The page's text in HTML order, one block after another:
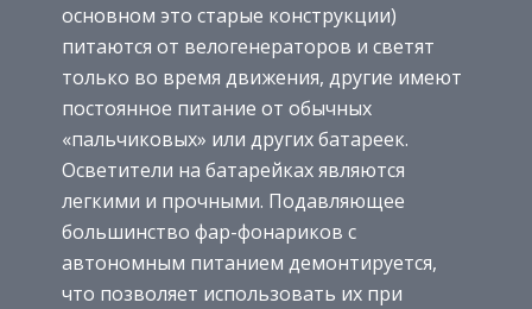
основном это старые конструкции)
питаются от велогенераторов и светят
только во время движения, другие имеют
постоянное питание от обычных
«пальчиковых» или других батареек.
Осветители на батарейках являются
легкими и прочными. Подавляющее
большинство фар-фонариков с
автономным питанием демонтируется,
что позволяет использовать их при